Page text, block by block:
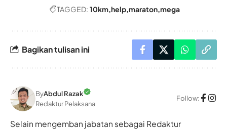
TAGGED: 10km help maraton mega
Bagikan tulisan ini
ByAbdul Razak
Redaktur Pelaksana
Follow:
Selain mengemban jabatan sebagai Redaktur